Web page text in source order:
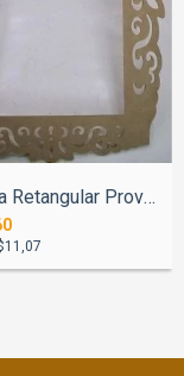
Moldura Retangular Provençal 70x80cm - P...